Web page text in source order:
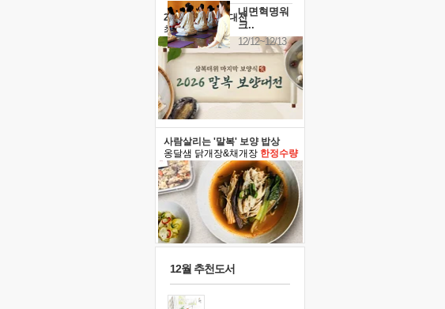
내면혁명워
크..
12/12~12/13
2026 말복 보양대전
최대74%할인
사람살리는 '말복' 보양 밥상
옹달샘 닭개장&채개장 한정수량
12월 추천도서